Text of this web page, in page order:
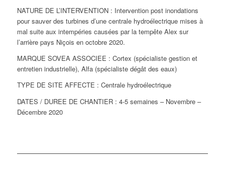
NATURE DE L’INTERVENTION : Intervention post inondations
pour sauver des turbines d’une centrale hydroélectrique mises à
mal suite aux intempéries causées par la tempête Alex sur
l’arrière pays Niçois en octobre 2020.
MARQUE SOVEA ASSOCIEE : Cortex (spécialiste gestion et
entretien industrielle), Alfa (spécialiste dégât des eaux)
TYPE DE SITE AFFECTE : Centrale hydroélectrique
DATES / DUREE DE CHANTIER : 4-5 semaines – Novembre –
Décembre 2020